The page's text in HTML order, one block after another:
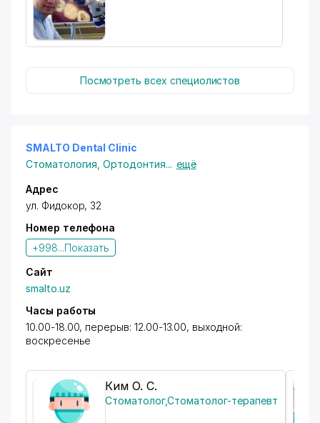
Посмотреть всех специолистов
SMALTO Dental Clinic
Стоматология ,Ортодонтия... ещё
Адрес
ул. Фидокор, 32
Номер телефона
+998...Показать
Сайт
smalto.uz
Часы работы
10.00-18.00, перерыв: 12.00-13.00, выходной:
воскресенье
Ким О. С.
Стоматолог,Стоматолог-терапевт